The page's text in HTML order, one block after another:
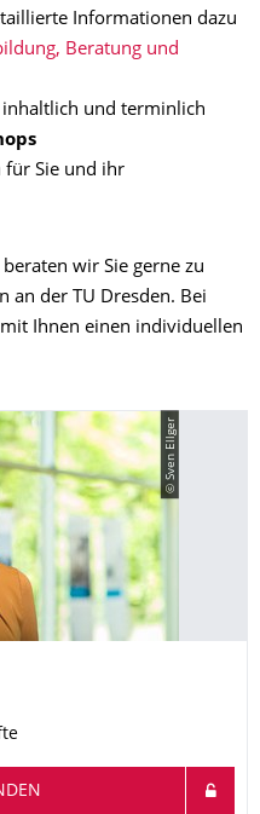
Informationen dazu
Beratung und
und terminlich
für Sie und ihr
wir Sie gerne zu
an der TU Dresden. Bei
Ihnen einen individuellen
© Sven Ellger